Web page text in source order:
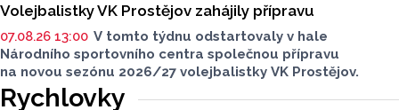
Volejbalistky VK Prostějov zahájily přípravu
07.08.26 13:00 V tomto týdnu odstartovaly v hale
Národního sportovního centra společnou přípravu
na novou sezónu 2026/27 volejbalistky VK Prostějov.
Rychlovky